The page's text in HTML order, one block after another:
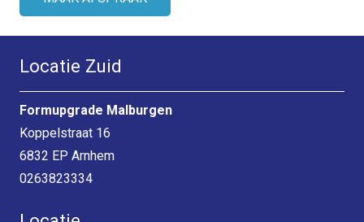
Locatie Zuid
Formupgrade Malburgen
Koppelstraat 16
6832 EP Arnhem
0263823334